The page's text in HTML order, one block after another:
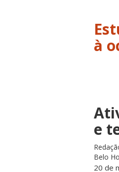
à
e
Belo
20 de